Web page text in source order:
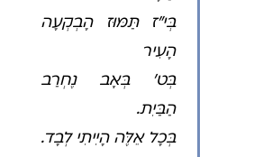
בְּי"ז תַּמּוּז הָבְקְעָה
הָעִיר
בְּט' בְּאָב נֶחְרַב
הַבַּיִת.
בְּכָל אֵלֶּה הָיִיתִי לְבָד.